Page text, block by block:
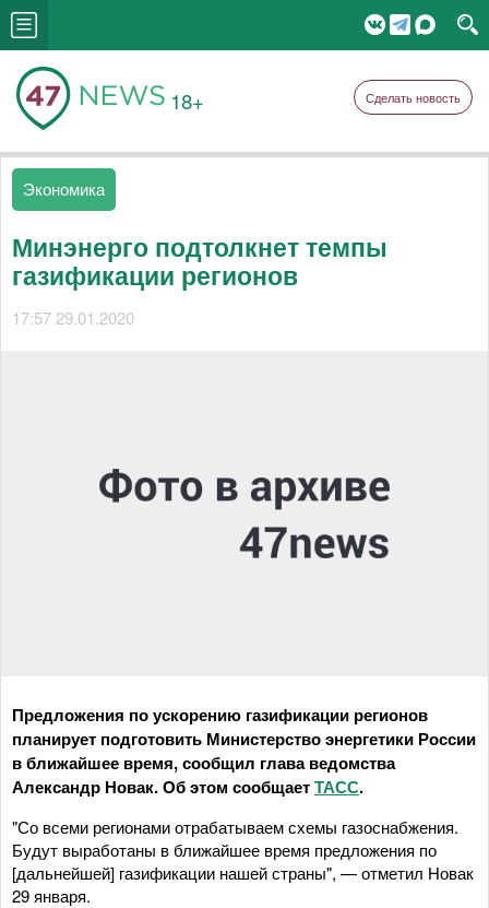
18+ Сделать новость
Экономика
Минэнерго подтолкнет темпы
газификации регионов
17:57 29.01.2020
Предложения по ускорению газификации регионов
планирует подготовить Министерство энергетики России
в ближайшее время, сообщил глава ведомства
Александр Новак. Об этом сообщаетТАСС.
"Со всеми регионами отрабатываем схемы газоснабжения.
Будут выработаны в ближайшее время предложения по
[дальнейшей] газификации нашей страны", — отметил Новак
29 января.